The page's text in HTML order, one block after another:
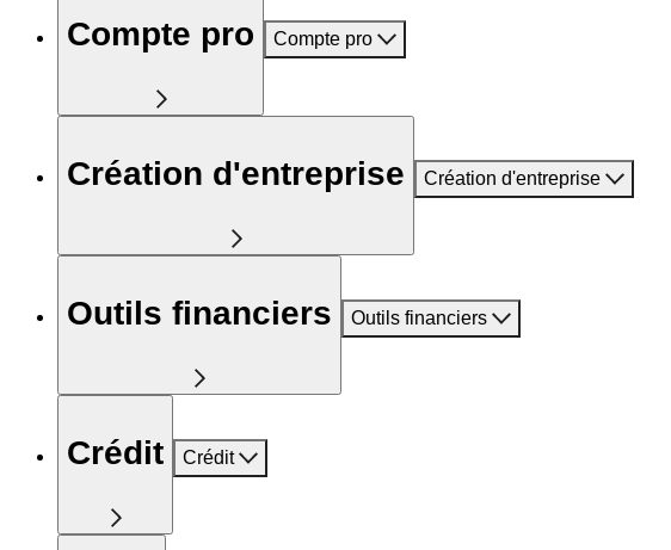
Compte pro Compte pro
Création d'entreprise Création d'entreprise
Outils financiers Outils financiers
Crédit Crédit